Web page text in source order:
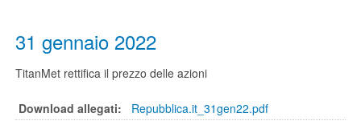
31 gennaio 2022
TitanMet rettifica il prezzo delle azioni
Download allegati: Repubblica.it_31gen22.pdf